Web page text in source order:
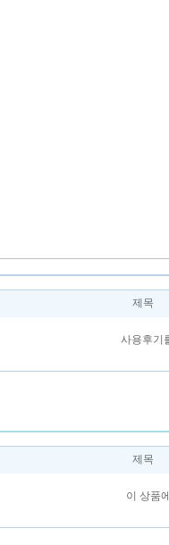
제목
사용후기
제목
이 상품